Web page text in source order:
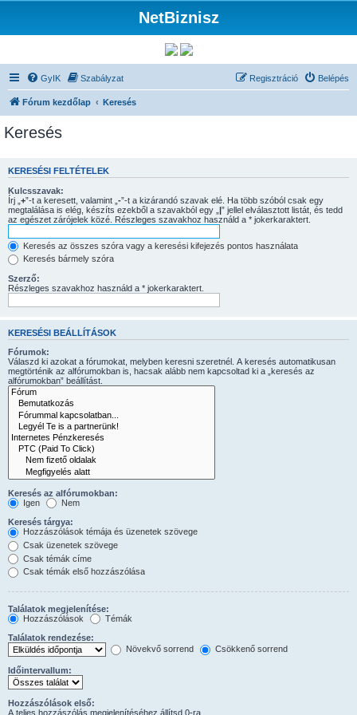
NetBiznisz
GyIK Szabályzat Belépés
Regisztráció
Fórum kezdőlap Keresés
Keresés
KERESÉSI FELTÉTELEK
Kulcsszavak:
Írj „ +”-t a keresett, valamint „ -”-t a kizárandó szavak elé. Ha több szóból csak egy
megtalálása is elég, készíts ezekből a szavakból egy „ |” jellel elválasztott listát, és tedd
az egészet zárójelek közé. Részleges szavakhoz használd a * jokerkaraktert.
Keresés az összes szóra vagy a keresési kifejezés pontos használata
Keresés bármely szóra
Szerző:
Részleges szavakhoz használd a * jokerkaraktert.
KERESÉSI BEÁLLÍTÁSOK
Fórumok:
Válaszd ki azokat a fórumokat, melyben keresni szeretnél. A keresés automatikusan
megtörténik az alfórumokban is, hacsak alább nem kapcsoltad ki a „keresés az
alfórumokban” beállítást.
Keresés az alfórumokban:
Igen
Nem
Keresés tárgya:
Hozzászólások témája és üzenetek szövege
Csak üzenetek szövege
Csak témák címe
Csak témák első hozzászólása
Találatok megjelenítése:
Hozzászólások
Témák
Találatok rendezése:
Növekvő sorrend
Csökkenő sorrend
Időintervallum:
Hozzászólások első:
A teljes hozzászólás megjelenítéséhez állítsd 0-ra.